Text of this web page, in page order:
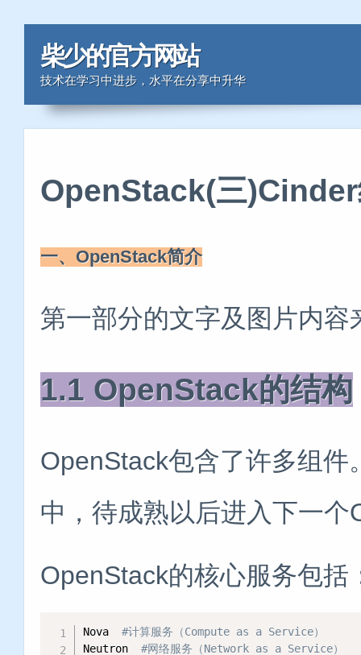
柴少的官方网站
技术在学习中进步，水平在分享中升华
OpenStack(三
一、OpenStack简介
第一部分的文字及图片内
1.1 OpenStack的结构
OpenStack包含了许多组
中，待成熟以后进入下一
OpenStack的核心服务包括
Nova #计算服务（Compute as a Service）
Neutron #网络服务（Network as a Service）